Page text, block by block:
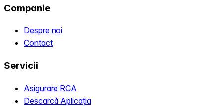
Companie
Despre noi
Contact
Servicii
Asigurare RCA
Descarcă Aplicația